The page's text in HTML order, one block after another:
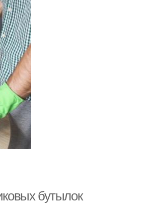
бутылок